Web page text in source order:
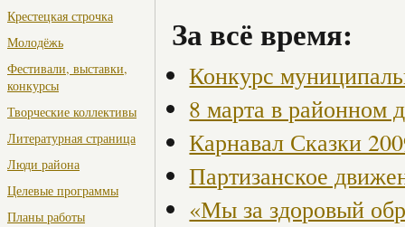
Крестецкая строчка
Молодёжь
Фестивали, выставки,
конкурсы
Творческие коллективы
Литературная страница
Люди района
Целевые программы
Планы работы
За всё время:
Конкурс
8 марта в районном
Карнавал Сказки
Партизанское
«Мы за здоровый